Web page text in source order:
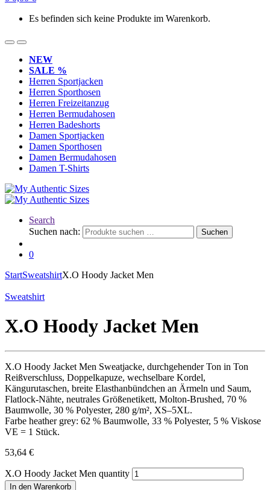
Es befinden sich keine Produkte im Warenkorb.
NEW
SALE %
Herren Sportjacken
Herren Sporthosen
Herren Freizeitanzug
Herren Bermudahosen
Herren Badeshorts
Damen Sportjacken
Damen Sporthosen
Damen Bermudahosen
Damen T-Shirts
Search
Suchen nach:
Suchen
0
StartSweatshirtX.O Hoody Jacket Men
Sweatshirt
X.O Hoody Jacket Men
X.O Hoody Jacket Men Sweatjacke, durchgehender Ton in Ton
Reißverschluss, Doppelkapuze, wechselbare Kordel,
Kängurutaschen, breite Elasthanbündchen an Ärmeln und Saum,
Flatlock-Nähte, neutrales Größenetikett, Molton-Brushed, 70 %
Baumwolle, 30 % Polyester, 280 g/m², XS–5XL.
Farbe heather grey: 62 % Baumwolle, 33 % Polyester, 5 % Viskose
VE = 1 Stück.
53,64 €
X.O Hoody Jacket Men quantity
In den Warenkorb